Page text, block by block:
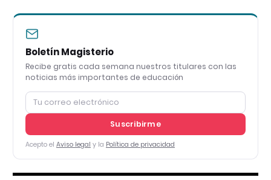
Boletín Magisterio
Recibe gratis cada semana nuestros titulares con las
noticias más importantes de educación
Suscribirme
Acepto el Aviso legal y la Política de privacidad